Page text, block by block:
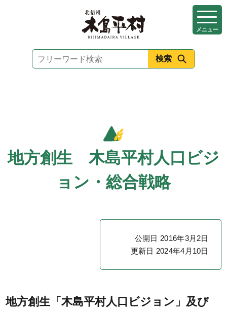
メニュー
地方創生 木島平村人口ビジ
ョン・総合戦略
公開日 2016年3月2日
更新日 2024年4月10日
地方創生「木島平村人口ビジョン」及び